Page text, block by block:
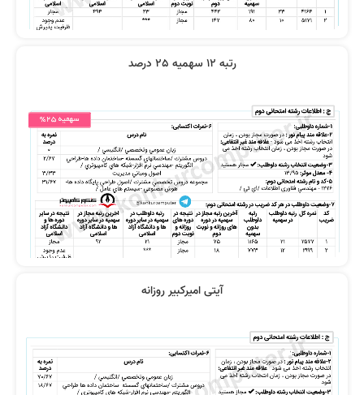
رتبه 12 سهمیه 25 درصد
آیتی امیرکبیر روزانه